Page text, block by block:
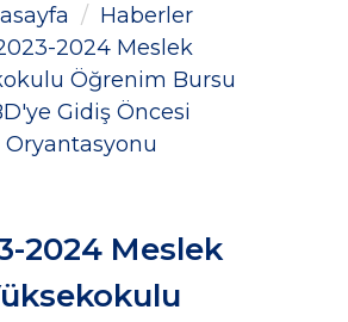
Haberler
2024 Meslek
Öğrenim Bursu
Gidiş Öncesi
Oryantasyonu
2024 Meslek